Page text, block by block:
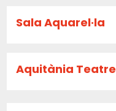
Sala Aquarel·la
Aquitània Teatre